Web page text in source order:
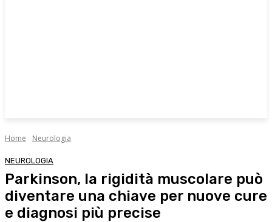
Home Neurologia
NEUROLOGIA
Parkinson, la rigidità muscolare può
diventare una chiave per nuove cure
e diagnosi più precise